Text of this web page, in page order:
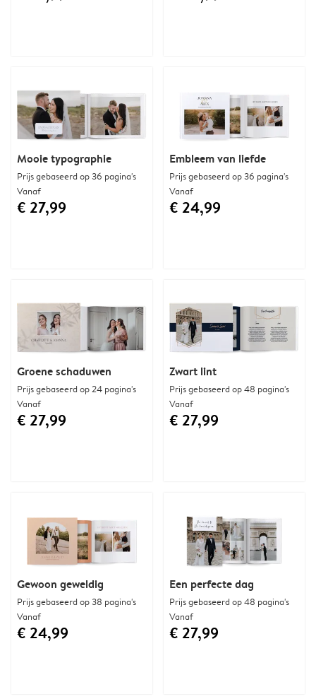
Groene schaduwen
Prijs gebaseerd op 24 pagina's
Vanaf
€ 27,99
Gewoon geweldig
Prijs gebaseerd op 38 pagina's
Vanaf
€ 24,99
Embleem van liefde
Prijs gebaseerd op 36 pagina's
Vanaf
€ 24,99
Zwart lint
Prijs gebaseerd op 48 pagina's
Vanaf
€ 27,99
Een perfecte dag
Prijs gebaseerd op 48 pagina's
Vanaf
€ 27,99
Mooie typographie
Prijs gebaseerd op 36 pagina's
Vanaf
€ 27,99